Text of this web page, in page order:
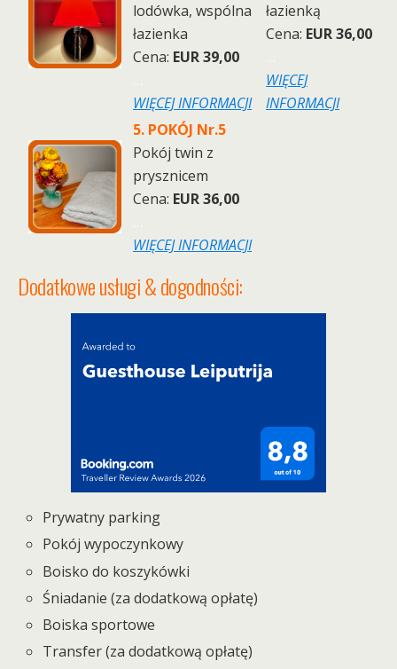
lodówka, wspólna
łazienka
Cena: EUR 39,00
WIĘCEJ INFORMACJI
łazienką
Cena: EUR 36,00
WIĘCEJ
INFORMACJI
5. POKÓJ Nr.5
Pokój twin z
prysznicem
Cena: EUR 36,00
WIĘCEJ INFORMACJI
Dodatkowe usługi & dogodności:
Prywatny parking
Pokój wypoczynkowy
Boisko do koszykówki
Śniadanie (za dodatkową opłatę)
Boiska sportowe
Transfer (za dodatkową opłatę)